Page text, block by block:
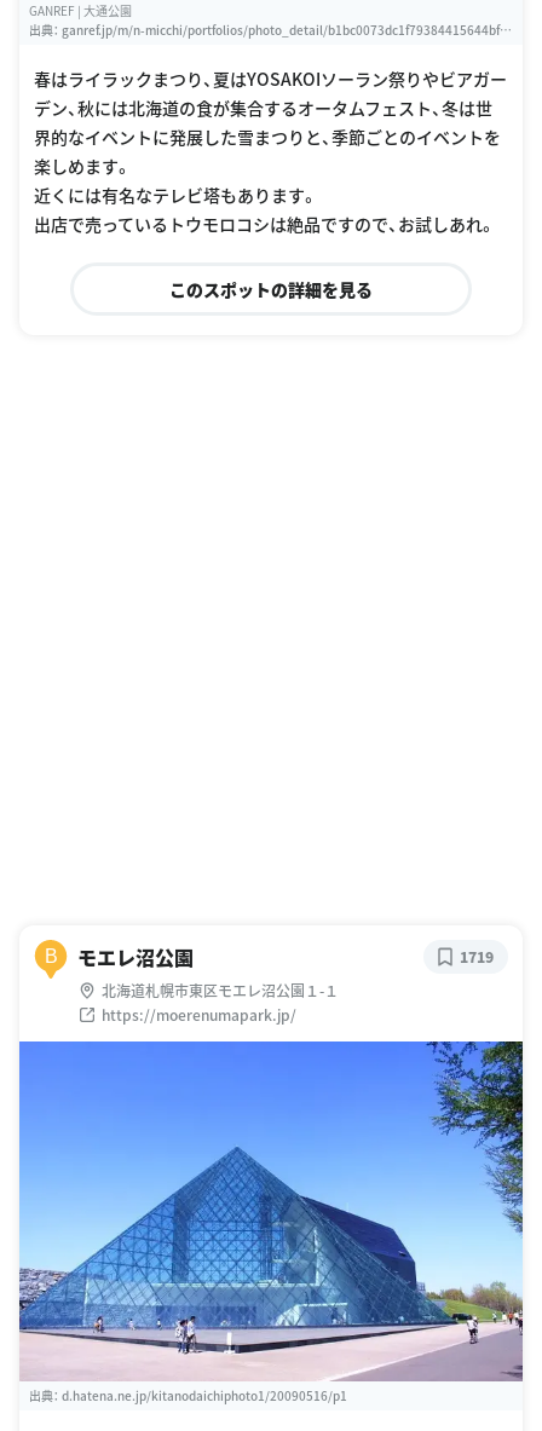
GANREF | 大通公園
出典： ganref.jp/m/n-micchi/portfolios/photo_detail/b1bc0073dc1f79384415644bf6
春はライラックまつり、夏はYOSAKOIソーラン祭りやビアガー
デン、秋には北海道の食が集合するオータムフェスト、冬は世
界的なイベントに発展した雪まつりと、季節ごとのイベントを
楽しめます。
近くには有名なテレビ塔もあります。
出店で売っているトウモロコシは絶品ですので、お試しあれ。
このスポットの詳細を見る
B モエレ沼公園
北海道札幌市東区モエレ沼公園１-１
https://moerenumapark.jp/
1719
出典： d.hatena.ne.jp/kitanodaichiphoto1/20090516/p1